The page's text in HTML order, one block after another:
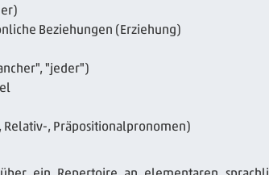
Beziehungen (Erziehung)
"jeder")
Relativ-, Präpositionalpronomen)